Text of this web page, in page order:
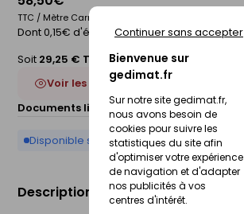
Bienvenue sur
gedimat.fr
Sur notre site gedimat.fr,
nous avons besoin de
cookies pour suivre les
statistiques du site afin
d'optimiser votre expérience
de navigation et d'adapter
nos publicités à vos
centres d'intérêt.
Continuer sans accepter
TTC / Mètre Carré
Dont 0,15€ d'éco-participation
Soit 29,25 € TTC
/Boite
Voir les 2 déclinaisons
Documents liés :
Fiche technique
Disponible sur commande
Description du produit